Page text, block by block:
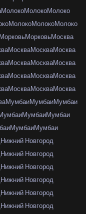
МолокоМолокоМолоко
МолокоМолокоМолоко
МорковьМосква
МоскваМоскваМосква
МоскваМоскваМосква
МоскваМоскваМосква
МоскваМоскваМосква
МумбаиМумбаиМумбаи
МумбаиМумбаи
МумбаиМумбаи
Нижний Новгород
Нижний Новгород
Нижний Новгород
Нижний Новгород
Нижний Новгород
Нижний Новгород